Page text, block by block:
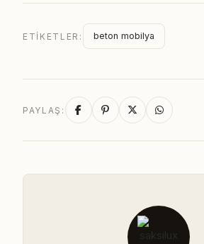
ETIKETLER: beton mobilya
PAYLAŞ: